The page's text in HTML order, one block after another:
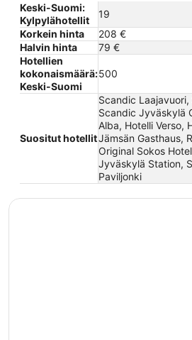
Keski-Suomi:
Kylpylähotellit
19
Korkein hinta
208 €
Halvin hinta
79 €
Hotellien
kokonaismäärä:
Keski-Suomi
500
Suositut hotellit
Scandic
Scandic Jyväskylä
Alba, Hotelli Verso,
Jämsän Gasthaus,
Original Sokos
Jyväskylä Station,
Paviljonki